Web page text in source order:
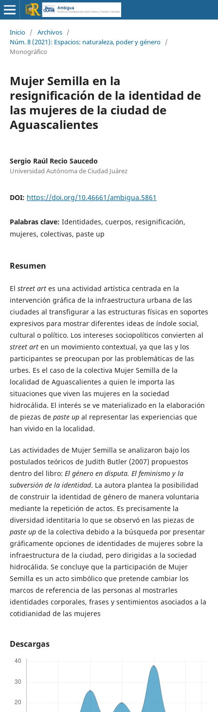
Inicio / Archivos /
Núm. 8 (2021): Espacios: naturaleza, poder y género /
Monográfico
Mujer Semilla en la
resignificación de la identidad de
las mujeres de la ciudad de
Aguascalientes
Sergio Raúl Recio Saucedo
Universidad Autónoma de Ciudad Juárez
DOI: https://doi.org/10.46661/ambigua.5861
Palabras clave: Identidades, cuerpos, resignificación,
mujeres, colectivas, paste up
Resumen
El street artes una actividad artística centrada en la
intervención gráfica de la infraestructura urbana de las
ciudades al transfigurar a las estructuras físicas en soportes
expresivos para mostrar diferentes ideas de índole social,
cultural o político. Los intereses sociopolíticos convierten al
street arten un movimiento contextual, ya que las y los
participantes se preocupan por las problemáticas de las
urbes. Es el caso de la colectiva Mujer Semilla de la
localidad de Aguascalientes a quien le importa las
situaciones que viven las mujeres en la sociedad
hidrocálida. El interés se ve materializado en la elaboración
de piezas de paste up al representar las experiencias que
han vivido en la localidad.
Las actividades de Mujer Semilla se analizaron bajo los
postulados teóricos de Judith Butler (2007) propuestos
dentro del libro: El género en disputa. El feminismo y la
subversión de la identidad. La autora plantea la posibilidad
de construir la identidad de género de manera voluntaria
mediante la repetición de actos. Es precisamente la
diversidad identitaria lo que se observó en las piezas de
paste upde la colectiva debido a la búsqueda por presentar
gráficamente opciones de identidades de mujeres sobre la
infraestructura de la ciudad, pero dirigidas a la sociedad
hidrocálida. Se concluye que la participación de Mujer
Semilla es un acto simbólico que pretende cambiar los
marcos de referencia de las personas al mostrarles
identidades corporales, frases y sentimientos asociados a la
cotidianidad de las mujeres
Descargas